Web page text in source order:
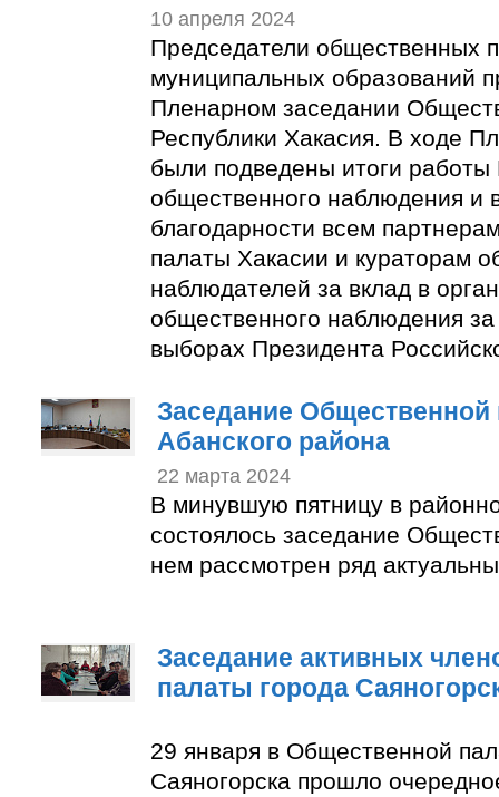
10 апреля 2024
Председатели общественных
муниципальных образований
Пленарном заседании
Республики Хакасия. В ходе
были подведены итоги работы
общественного наблюдения и
благодарности всем
палаты Хакасии и кураторам
наблюдателей за вклад в
общественного наблюдения
выборах Президента
Заседание Общественной
Абанского района
22 марта 2024
В минувшую пятницу в
состоялось заседание
нем рассмотрен ряд
Заседание активных
палаты города
29 января в Общественной
Саяногорска прошло